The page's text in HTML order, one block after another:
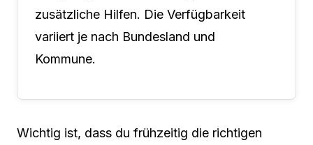
zusätzliche Hilfen. Die Verfügbarkeit
variiert je nach Bundesland und
Kommune.
Wichtig ist, dass du frühzeitig die richtigen